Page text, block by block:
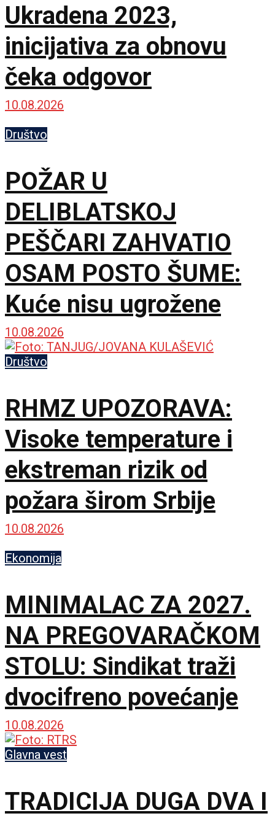
Ukradena 2023,
inicijativa za obnovu
čeka odgovor
10.08.2026
Društvo
POŽAR U
DELIBLATSKOJ
PEŠČARI ZAHVATIO
OSAM POSTO ŠUME:
Kuće nisu ugrožene
10.08.2026
Društvo
RHMZ UPOZORAVA:
Visoke temperature i
ekstreman rizik od
požara širom Srbije
10.08.2026
Ekonomija
MINIMALAC ZA 2027.
NA PREGOVARAČKOM
STOLU: Sindikat traži
dvocifreno povećanje
10.08.2026
Glavna vest
TRADICIJA DUGA DVA I